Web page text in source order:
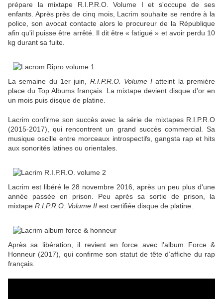
prépare la mixtape R.I.P.R.O. Volume I et s'occupe de ses
enfants. Après près de cinq mois, Lacrim souhaite se rendre à la
police, son avocat contacte alors le procureur de la République
afin qu'il puisse être arrêté. Il dit être « fatigué » et avoir perdu 10
kg durant sa fuite.
La semaine du 1er juin, R.I.P.R.O. Volume I atteint la première
place du Top Albums français. La mixtape devient disque d'or en
un mois puis disque de platine.
Lacrim confirme son succès avec la série de mixtapes R.I.P.R.O
(2015-2017), qui rencontrent un grand succès commercial. Sa
musique oscille entre morceaux introspectifs, gangsta rap et hits
aux sonorités latines ou orientales.
Lacrim est libéré le 28 novembre 2016, après un peu plus d'une
année passée en prison. Peu après sa sortie de prison, la
mixtape R.I.P.R.O. Volume II est certifiée disque de platine.
Après sa libération, il revient en force avec l’album Force &
Honneur (2017), qui confirme son statut de tête d’affiche du rap
français.